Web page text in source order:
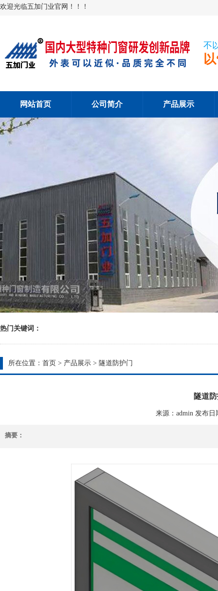
欢迎光临五加门业官网！！！
不
网站首页 公司简介 产品展示
热门关键词：
所在位置： 首页 > 产品展示 > 隧道防护门
隧道
来源：admin 发布日
摘要：